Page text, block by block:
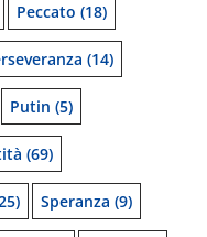
Peccato (18)
(14)
Putin (5)
(69)
Speranza (9)